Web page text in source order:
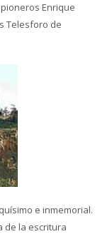
Enrique
Telesforo de
e inmemorial.
de la escritura